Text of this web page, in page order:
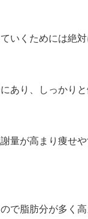
いくためには絶
あり、しっかり
量が高まり痩せや
で脂肪分が多く